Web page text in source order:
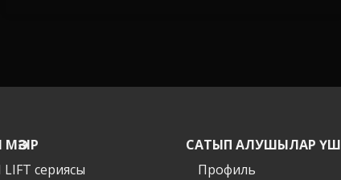
LIFT сериясы
САТЫП АЛУШЫЛАР
Профиль